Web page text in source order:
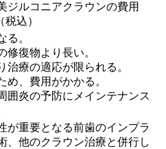
ジルコニアクラウンの費用
税込）
る。
修復物より長い。
治療の適応が限られる。
め、費用がかかる。
囲炎の予防にメインテナンス
が重要となる前歯のインプラ
、他のクラウン治療と併行し